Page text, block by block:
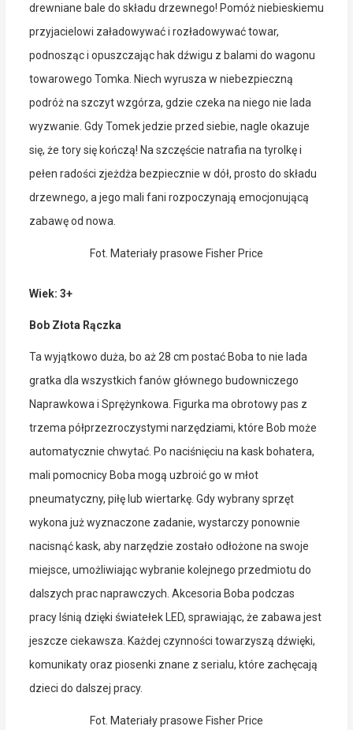
drewniane bale do składu drzewnego! Pomóż niebieskiemu
przyjacielowi załadowywać i rozładowywać towar,
podnosząc i opuszczając hak dźwigu z balami do wagonu
towarowego Tomka. Niech wyrusza w niebezpieczną
podróż na szczyt wzgórza, gdzie czeka na niego nie lada
wyzwanie. Gdy Tomek jedzie przed siebie, nagle okazuje
się, że tory się kończą! Na szczęście natrafia na tyrolkę i
pełen radości zjeżdża bezpiecznie w dół, prosto do składu
drzewnego, a jego mali fani rozpoczynają emocjonującą
zabawę od nowa.
Fot. Materiały prasowe Fisher Price
Wiek: 3+
Bob Złota Rączka
Ta wyjątkowo duża, bo aż 28 cm postać Boba to nie lada
gratka dla wszystkich fanów głównego budowniczego
Naprawkowa i Sprężynkowa. Figurka ma obrotowy pas z
trzema półprzezroczystymi narzędziami, które Bob może
automatycznie chwytać. Po naciśnięciu na kask bohatera,
mali pomocnicy Boba mogą uzbroić go w młot
pneumatyczny, piłę lub wiertarkę. Gdy wybrany sprzęt
wykona już wyznaczone zadanie, wystarczy ponownie
nacisnąć kask, aby narzędzie zostało odłożone na swoje
miejsce, umożliwiając wybranie kolejnego przedmiotu do
dalszych prac naprawczych. Akcesoria Boba podczas
pracy lśnią dzięki światełek LED, sprawiając, że zabawa jest
jeszcze ciekawsza. Każdej czynności towarzyszą dźwięki,
komunikaty oraz piosenki znane z serialu, które zachęcają
dzieci do dalszej pracy.
Fot. Materiały prasowe Fisher Price